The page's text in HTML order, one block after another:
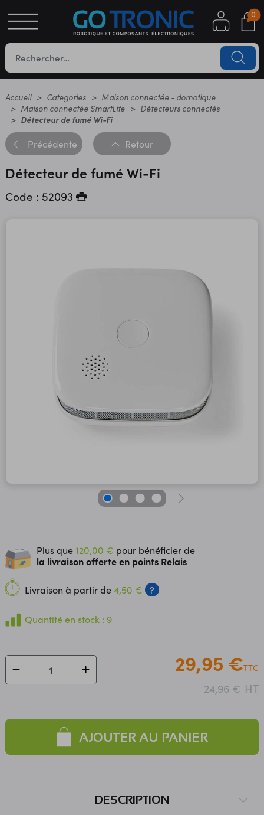
0
Accueil Categories
Maison connectée - domotique
Maison connectée SmartLife
Détecteurs connectés
Détecteur de fumé Wi-Fi
Précédente Retour
Détecteur de fumé Wi-Fi
Code : 52093
Plus que120,00 € pour bénéficier de
la livraison offerte en points Relais
Livraison à partir de4,50 € ?
Quantité en stock : 9
29,95 €TTC
24,96 € HT
AJOUTER AU PANIER
DESCRIPTION